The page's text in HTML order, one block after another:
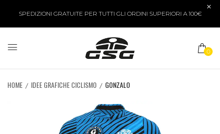
SPEDIZIONI GRATUITE PER TUTTI GLI ORDINI SUPERIORI A 100€
0
HOME IDEE GRAFICHE CICLISMO GONZALO